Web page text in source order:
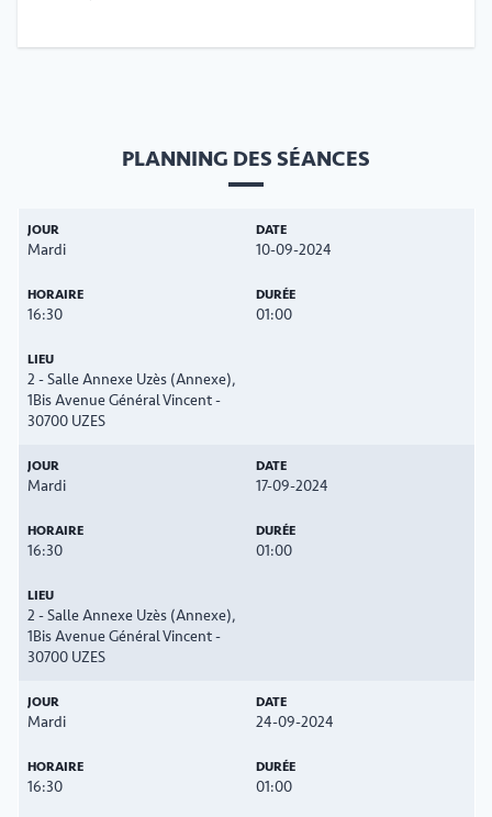
PLANNING DES SÉANCES
Mardi 10-09-2024
16:30 01:00
2 - Salle Annexe Uzès (Annexe),
1Bis Avenue Général Vincent -
30700 UZES
Mardi 17-09-2024
16:30 01:00
2 - Salle Annexe Uzès (Annexe),
1Bis Avenue Général Vincent -
30700 UZES
Mardi 24-09-2024
16:30 01:00